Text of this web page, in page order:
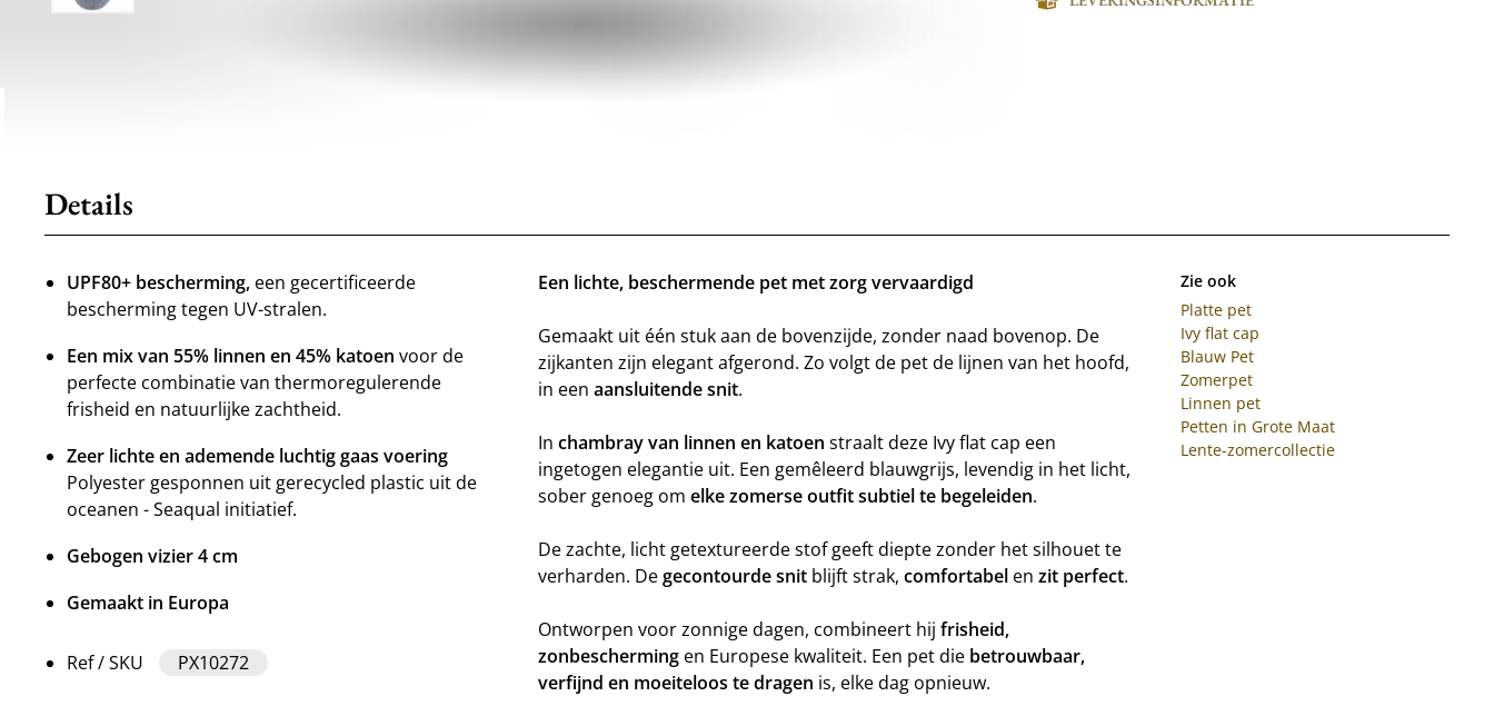
Details
UPF80+ bescherming,een gecertificeerde
bescherming tegen UV-stralen.
Een mix van 55% linnen en 45% katoen voor de
perfecte combinatie van thermoregulerende
frisheid en natuurlijke zachtheid.
Zeer lichte en ademende luchtig gaas voering
Polyester gesponnen uit gerecycled plastic uit de
oceanen - Seaqual initiatief.
Gebogen vizier 4 cm
Gemaakt in Europa
Ref / SKU PX10272
Een lichte, beschermende pet met zorg vervaardigd
Gemaakt uit één stuk aan de bovenzijde, zonder naad bovenop. De
zijkanten zijn elegant afgerond. Zo volgt de pet de lijnen van het hoofd,
in een aansluitende snit.
In chambray van linnen en katoen straalt deze Ivy flat cap een
ingetogen elegantie uit. Een gemêleerd blauwgrijs, levendig in het licht,
sober genoeg om elke zomerse outfit subtiel te begeleiden.
De zachte, licht getextureerde stof geeft diepte zonder het silhouet te
verharden. Degecontourde snitblijft strak, comfortabelen zit perfect.
Ontworpen voor zonnige dagen, combineert hij frisheid,
zonbeschermingen Europese kwaliteit. Een pet die betrouwbaar,
verfijnd en moeiteloos te dragen is, elke dag opnieuw.
Zie ook
Platte pet
Ivy flat cap
Blauw Pet
Zomerpet
Linnen pet
Petten in Grote Maat
Lente-zomercollectie